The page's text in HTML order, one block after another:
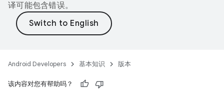
译可能包含错误。
Android Developers 基本知识 版本
该内容对您有帮助吗？